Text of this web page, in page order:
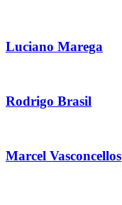
Luciano Marega
Rodrigo Brasil
Marcel Vasconcellos